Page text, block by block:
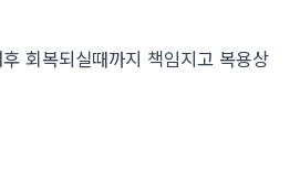
회복되실때까지 책임지고 복용상